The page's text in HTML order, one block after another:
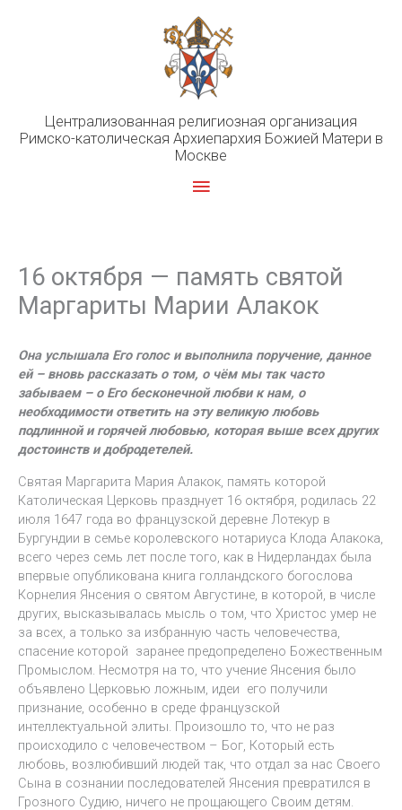
Централизованная религиозная организация
Римско-католическая Архиепархия Божией Матери в
Москве
Главное
16 октября — память святой
Маргариты Марии Алакок
Она услышала Его голос и выполнила поручение, данное
ей – вновь рассказать о том, о чём мы так часто
забываем – о Его бесконечной любви к нам, о
необходимости ответить на эту великую любовь
подлинной и горячей любовью, которая выше всех других
достоинств и добродетелей.
Святая Маргарита Мария Алакок, память которой
Католическая Церковь празднует 16 октября, родилась 22
июля 1647 года во французской деревне Лотекур в
Бургундии в семье королевского нотариуса Клода Алакока,
всего через семь лет после того, как в Нидерландах была
впервые опубликована книга голландского богослова
Корнелия Янсения о святом Августине, в которой, в числе
других, высказывалась мысль о том, что Христос умер не
за всех, а только за избранную часть человечества,
спасение которой заранее предопределено Божественным
Промыслом. Несмотря на то, что учение Янсения было
объявлено Церковью ложным, идеи его получили
признание, особенно в среде французской
интеллектуальной элиты. Произошло то, что не раз
происходило с человечеством – Бог, Который есть
любовь, возлюбивший людей так, что отдал за нас Своего
Сына в сознании последователей Янсения превратился в
Грозного Судию, ничего не прощающего Своим детям.